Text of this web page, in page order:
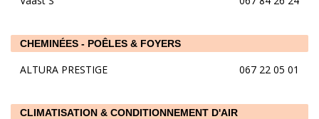
CHEMINÉES - POÊLES & FOYERS
ALTURA PRESTIGE 067 22 05 01
CLIMATISATION & CONDITIONNEMENT D'AIR